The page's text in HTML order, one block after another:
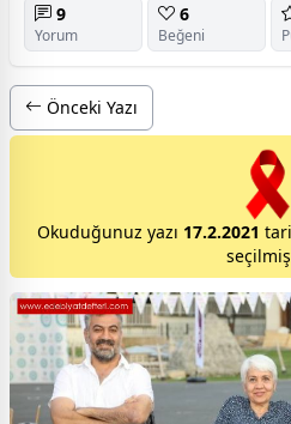
9
Yorum
6
Beğeni
Önceki Yazı
Okuduğunuz yazı 17.2.2021